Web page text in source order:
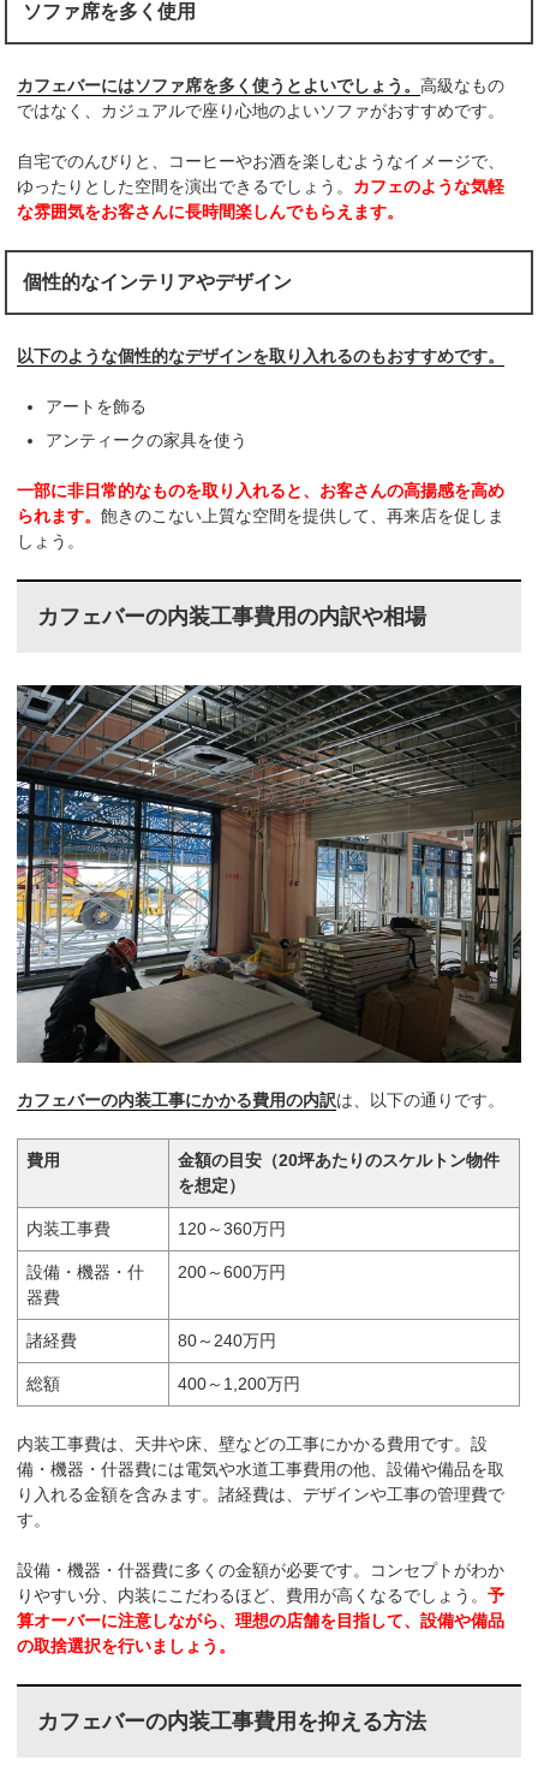
ソファ席を多く使用
カフェバーにはソファ席を多く使うとよいでしょう。高級なもの
ではなく、カジュアルで座り心地のよいソファがおすすめです。
自宅でのんびりと、コーヒーやお酒を楽しむようなイメージで、
ゆったりとした空間を演出できるでしょう。 カフェのような気軽
な雰囲気をお客さんに長時間楽しんでもらえます。
個性的なインテリアやデザイン
以下のような個性的なデザインを取り入れるのもおすすめです。
アートを飾る
アンティークの家具を使う
一部に非日常的なものを取り入れると、お客さんの高揚感を高め
られます。飽きのこない上質な空間を提供して、再来店を促しま
しょう。
カフェバーの内装工事費用の内訳や相場
カフェバーの内装工事にかかる費用の内訳は、以下の通りです。
費用
金額の目安（20坪あたりのスケルトン物件
を想定）
内装工事費 120～360万円
設備・機器・什
器費
200～600万円
諸経費 80～240万円
総額 400～1,200万円
内装工事費は、天井や床、壁などの工事にかかる費用です。設
備・機器・什器費には電気や水道工事費用の他、設備や備品を取
り入れる金額を含みます。諸経費は、デザインや工事の管理費で
す。
設備・機器・什器費に多くの金額が必要です。コンセプトがわか
りやすい分、内装にこだわるほど、費用が高くなるでしょう。予
算オーバーに注意しながら、理想の店舗を目指して、設備や備品
の取捨選択を行いましょう。
カフェバーの内装工事費用を抑える方法